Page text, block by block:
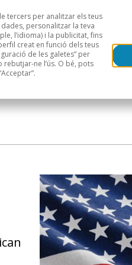
geogràfiques
tercers per analitzar els teus
personalitzar la teva
l’idioma) i la publicitat, fins
creat en funció dels teus
de les galetes” per
ne l’ús. O bé, pots